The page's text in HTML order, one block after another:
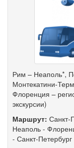
Рим – Неаполь*,
Монтекатини-
Флоренция –
экскурсии)
Маршрут: Санкт-
Неаполь -
- Санкт-Петербург